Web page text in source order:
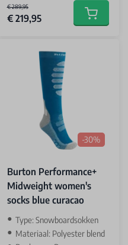
€ 289,95
€ 219,95 Add to
-30%
Burton Performance+
Midweight women's
socks blue curacao
Type: Snowboardsokken
Materiaal: Polyester blend